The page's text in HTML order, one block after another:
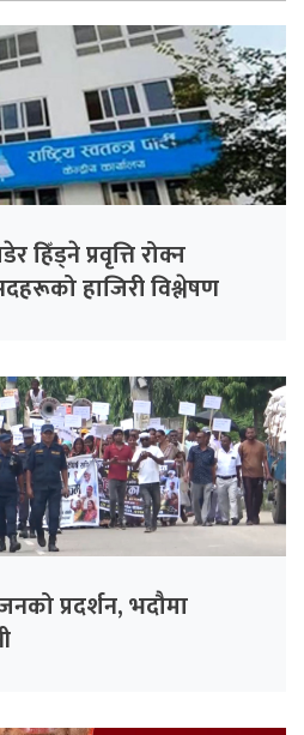
प्रवृत्ति रोक्न
हाजिरी विश्लेषण
प्रदर्शन, भदौमा